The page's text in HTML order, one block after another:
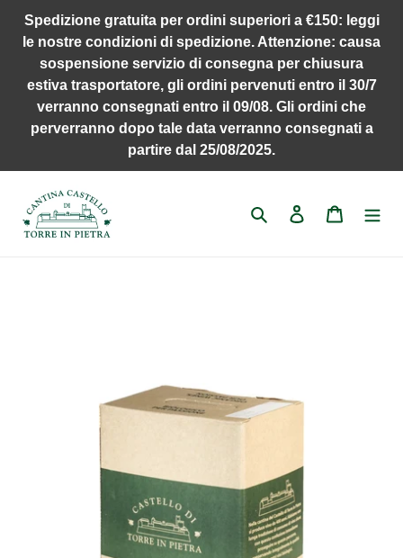
direttamente
contenuti
Spedizione gratuita per ordini superiori a €150: leggi
le nostre condizioni di spedizione. Attenzione: causa
sospensione servizio di consegna per chiusura
estiva trasportatore, gli ordini pervenuti entro il 30/7
verranno consegnati entro il 09/08. Gli ordini che
perverranno dopo tale data verranno consegnati a
partire dal 25/08/2025.
Cerca Accedi Carrello